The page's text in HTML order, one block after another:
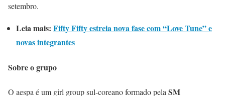
setembro.
Leia mais: Fifty Fifty estreia nova fase com “Love Tune” e
novas integrantes
Sobre o grupo
O aespa é um girl group sul-coreano formado pela SM